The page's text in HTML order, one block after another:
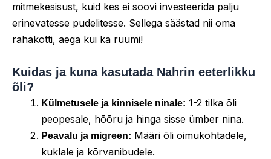
mitmekesisust, kuid kes ei soovi investeerida palju
erinevatesse pudelitesse. Sellega säästad nii oma
rahakotti, aega kui ka ruumi!
Kuidas ja kuna kasutada Nahrin eeterlikku
õli?
Külmetusele ja kinnisele ninale: 1-2 tilka õli
peopesale, hõõru ja hinga sisse ümber nina.
Peavalu ja migreen: Määri õli oimukohtadele,
kuklale ja kõrvanibudele.